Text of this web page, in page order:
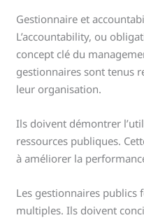
Gestionnaire et
L’accountability, ou
concept clé du
gestionnaires sont tenus
leur organisation.
Ils doivent démontrer
ressources publiques.
à améliorer la
Les gestionnaires publics
multiples. Ils doivent